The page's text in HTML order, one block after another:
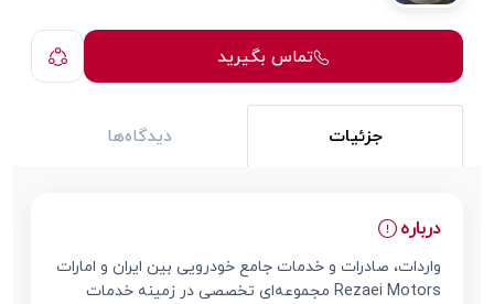
تماس بگیرید
جزئیات دیدگاه‌ها
درباره
واردات، صادرات و خدمات جامع خودرویی بین ایران و امارات
Rezaei Motors مجموعه‌ای تخصصی در زمینه خدمات